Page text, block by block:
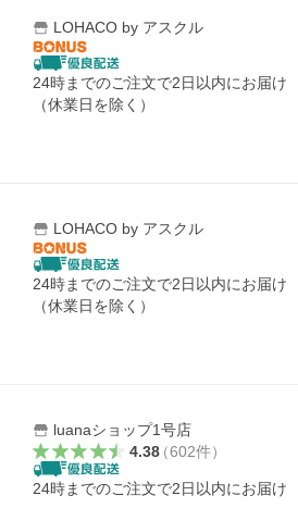
LOHACO by アスクル
24時までのご注文で2日以内にお届け
（休業日を除く）
LOHACO by アスクル
24時までのご注文で2日以内にお届け
（休業日を除く）
luanaショップ1号店
4.38（602件）
24時までのご注文で2日以内にお届け